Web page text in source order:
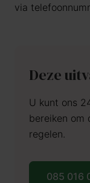
via
Deze
U kunt ons
bereiken om
regelen.
085 016